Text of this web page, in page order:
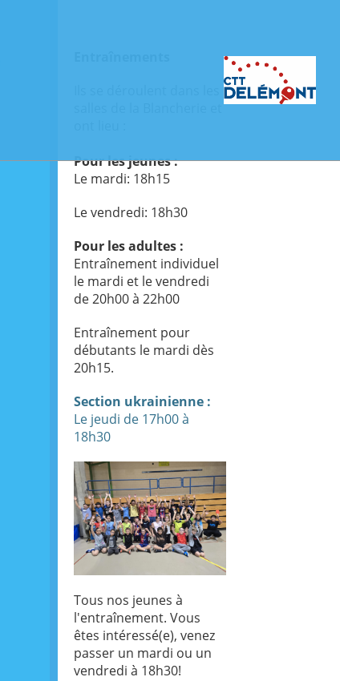
Pour les jeunes :
Le mardi: 18h15
Le vendredi: 18h30
Pour les adultes :
Entraînement individuel
le mardi et le vendredi
de 20h00 à 22h00
Entraînement pour
débutants le mardi dès
20h15.
Section ukrainienne :
Le jeudi de 17h00 à
18h30
Tous nos jeunes à
l'entraînement. Vous
êtes intéressé(e), venez
passer un mardi ou un
vendredi à 18h30!